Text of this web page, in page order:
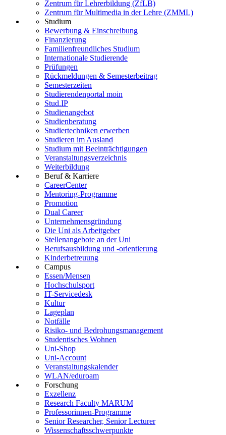
Zentrum für Lehrerbildung (ZfLB)
Zentrum für Multimedia in der Lehre (ZMML)
Studium
Bewerbung & Einschreibung
Finanzierung
Familienfreundliches Studium
Internationale Studierende
Prüfungen
Rückmeldungen & Semesterbeitrag
Semesterzeiten
Studierendenportal moin
Stud.IP
Studienangebot
Studienberatung
Studiertechniken erwerben
Studieren im Ausland
Studium mit Beeinträchtigungen
Veranstaltungsverzeichnis
Weiterbildung
Beruf & Karriere
CareerCenter
Mentoring-Programme
Promotion
Dual Career
Unternehmensgründung
Die Uni als Arbeitgeber
Stellenangebote an der Uni
Berufsausbildung und -orientierung
Kinderbetreuung
Campus
Essen/Mensen
Hochschulsport
IT-Servicedesk
Kultur
Lageplan
Notfälle
Risiko- und Bedrohungsmanagement
Studentisches Wohnen
Uni-Shop
Uni-Account
Veranstaltungskalender
WLAN/eduroam
Forschung
Exzellenz
Research Faculty MARUM
Professorinnen-Programme
Senior Researcher, Senior Lecturer
Wissenschaftsschwerpunkte